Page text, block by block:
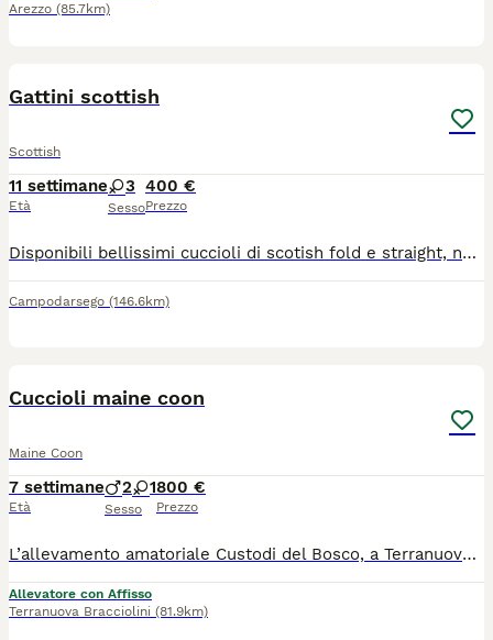
Arezzo (85.7km)
Gattini scottish
Scottish
11 settimane
Età
3
Sesso
400 €
Prezzo
Disponibili bellissimi cuccioli di scotish fold e straight, nati il 22/05/2026. I piccoli sono cresciuti in ambiente domestico, abituati al contatto umano, puliti e giocosi.Svezzati e già educati all'uso della lettiera.Genitori testati negativi per FCoV, FIV e FeLV.
Campodarsego (146.6km)
Cuccioli maine coon
Maine Coon
7 settimane
Età
2 1
Sesso
800 €
Prezzo
L’allevamento amatoriale Custodi del Bosco, a Terranuova Bracciolini (AR), ha ancora disponibili 3 splendidi cuccioli pronti a raggiungere le loro nuove famiglie da settembre: 2 cuccioli rossi 1 femmina tricolore con una particolare macchia sul viso Cresciuti in ambiente familiare, con amore e attenzioni, per sviluppare un carattere socievole, equilibrato e affettuoso. Cosa include la cessione del cucciolo: Pedigree AFEF Microchip già inserito e registrazione all'anagrafe felina Ciclo di vaccinazioni e sverminazioni effettuati. Libretto sanitario Test genetici dei genitori Ci troviamo a Terranuova Bracciolini (AR), in Toscana. Se vuoi venire a conoscerli o desideri ricevere maggiori informazioni, foto e video dei singoli cuccioli, non esitare a contattarci! Saremo felici di trovare la famiglia perfetta per ognuno dei nostri "Custodi del Bosco".
Allevatore con Affisso
Terranuova Bracciolini (81.9km)